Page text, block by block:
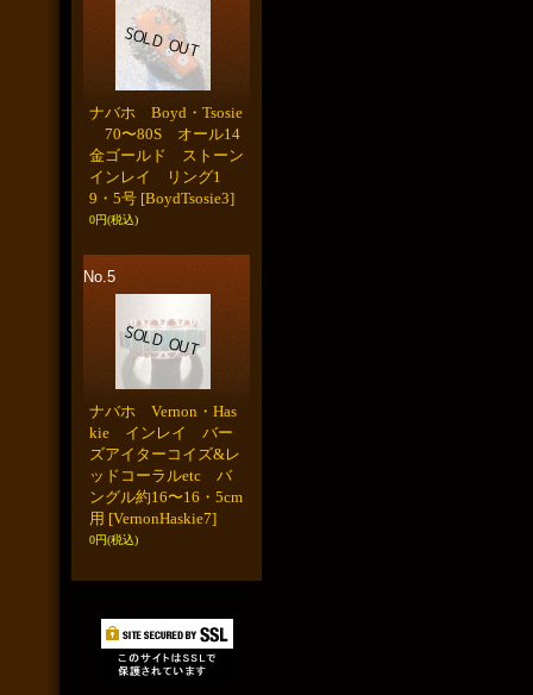
ナバホ Boyd・Tsosie
70〜80S オール14
金ゴールド ストーン
インレイ リング1
9・5号 [BoydTsosie3]
0円(税込)
No.5
ナバホ Vernon・Has
kie インレイ バー
ズアイターコイズ&レ
ッドコーラルetc バ
ングル約16〜16・5cm
用 [VernonHaskie7]
0円(税込)